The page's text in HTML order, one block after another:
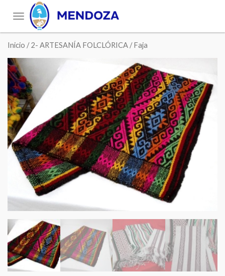
Toggle
navigation
Inicio /2- ARTESANÍA FOLCLÓRICA / Faja